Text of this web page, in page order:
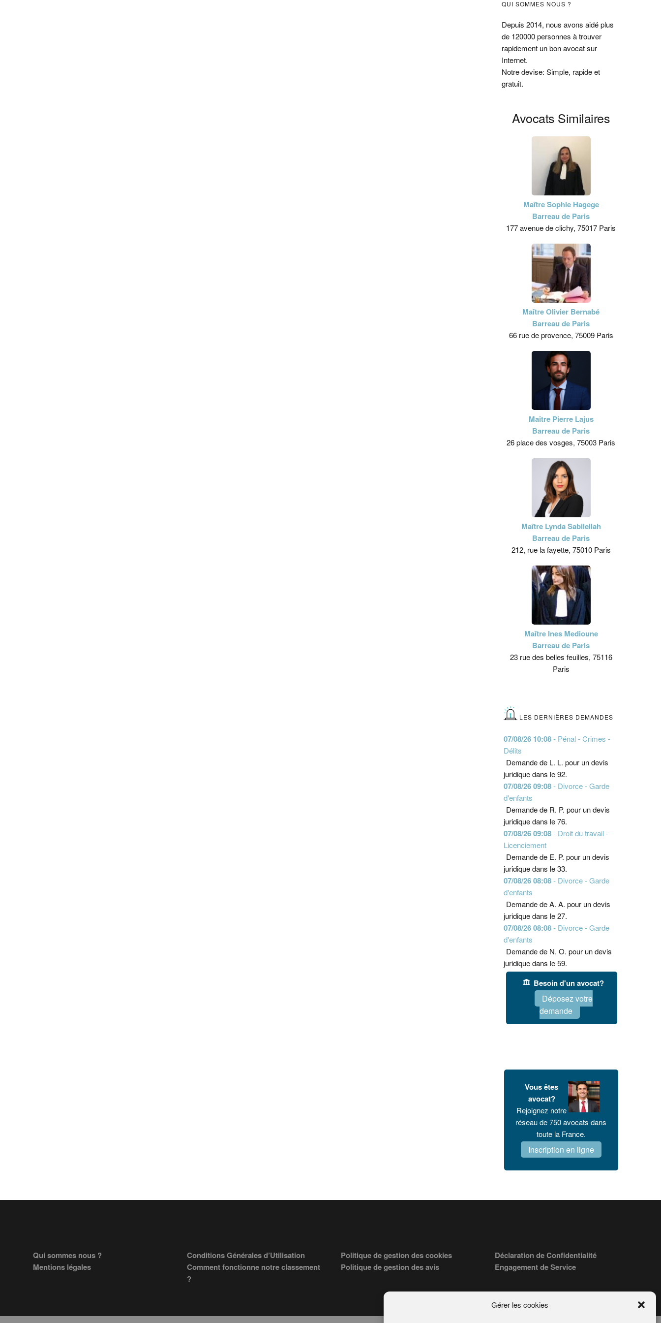
Gérer les cookies
Barre
latérale
principale
QUI SOMMES NOUS ?
Depuis 2014, nous avons aidé plus
de 120000 personnes à trouver
rapidement un bon avocat sur
Internet.
Notre devise: Simple, rapide et
gratuit.
Avocats Similaires
Maître Sophie Hagege
Barreau de Paris
177 avenue de clichy, 75017 Paris
Maître Olivier Bernabé
Barreau de Paris
66 rue de provence, 75009 Paris
Maître Pierre Lajus
Barreau de Paris
26 place des vosges, 75003 Paris
Maître Lynda Sabilellah
Barreau de Paris
212, rue la fayette, 75010 Paris
Maître Ines Medioune
Barreau de Paris
23 rue des belles feuilles, 75116
Paris
LES DERNIÈRES DEMANDES
07/08/26 10:08- Pénal - Crimes -
Délits
Demande de L. L. pour un devis
juridique dans le 92.
07/08/26 09:08- Divorce - Garde
d'enfants
Demande de R. P. pour un devis
juridique dans le 76.
07/08/26 09:08- Droit du travail -
Licenciement
Demande de E. P. pour un devis
juridique dans le 33.
07/08/26 08:08- Divorce - Garde
d'enfants
Demande de A. A. pour un devis
juridique dans le 27.
07/08/26 08:08- Divorce - Garde
d'enfants
Demande de N. O. pour un devis
juridique dans le 59.
Besoin d'un avocat?
Déposez votre
demande
Vous êtes
avocat?
Rejoignez notre
réseau de 750 avocats dans
toute la France.
Inscription en ligne
FooterQui sommes nous ?
Mentions légales
Conditions Générales d’Utilisation
Comment fonctionne notre classement
?
Politique de gestion des cookies
Politique de gestion des avis
Déclaration de Confidentialité
Engagement de Service